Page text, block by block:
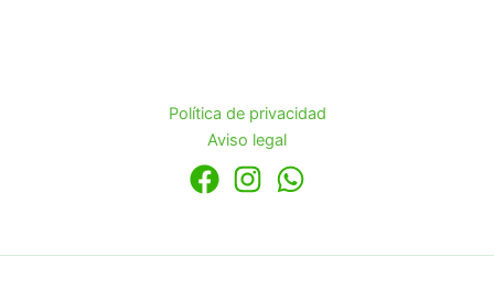
Política de privacidad
Aviso legal